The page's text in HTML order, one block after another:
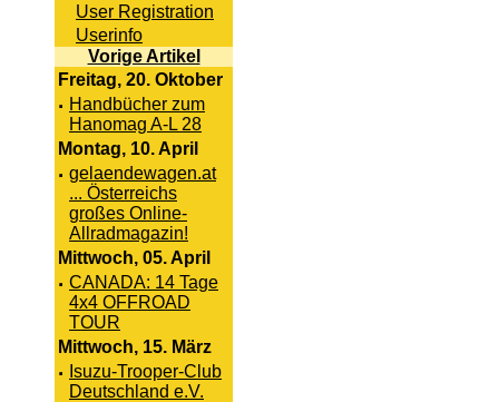
User Registration
Userinfo
Vorige Artikel
Freitag, 20. Oktober
· Handbücher zum
Hanomag A-L 28
Montag, 10. April
· gelaendewagen.at
... Österreichs
großes Online-
Allradmagazin!
Mittwoch, 05. April
· CANADA: 14 Tage
4x4 OFFROAD
TOUR
Mittwoch, 15. März
· Isuzu-Trooper-Club
Deutschland e.V.